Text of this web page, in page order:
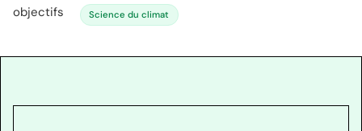
Science du climat